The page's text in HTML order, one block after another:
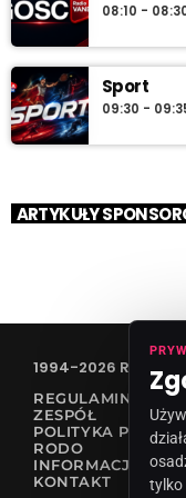
08:10 -
Sport
09:30 -
ARTYKUŁY
1994-2026 RADIO
REGULAMIN
ZESPÓŁ
POLITYKA
RODO
INFORMACJA O
KONTAKT
tylko